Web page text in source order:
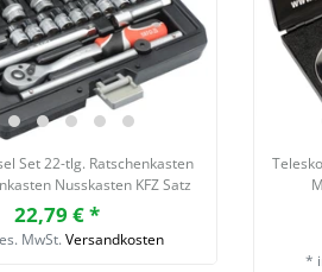
Set 22-tlg. Ratschenkasten
Nusskasten KFZ Satz
22,79 € *
MwSt. Versandkosten
*